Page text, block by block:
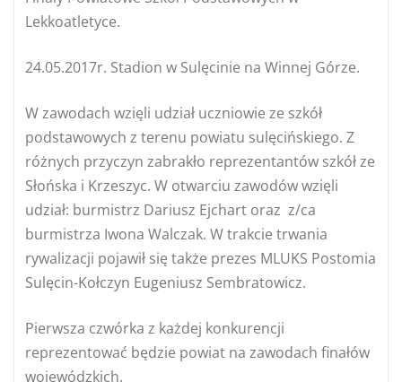
Lekkoatletyce.
24.05.2017r. Stadion w Sulęcinie na Winnej Górze.
W zawodach wzięli udział uczniowie ze szkół
podstawowych z terenu powiatu sulęcińskiego. Z
różnych przyczyn zabrakło reprezentantów szkół ze
Słońska i Krzeszyc. W otwarciu zawodów wzięli
udział: burmistrz Dariusz Ejchart oraz z/ca
burmistrza Iwona Walczak. W trakcie trwania
rywalizacji pojawił się także prezes MLUKS Postomia
Sulęcin-Kołczyn Eugeniusz Sembratowicz.
Pierwsza czwórka z każdej konkurencji
reprezentować będzie powiat na zawodach finałów
wojewódzkich.